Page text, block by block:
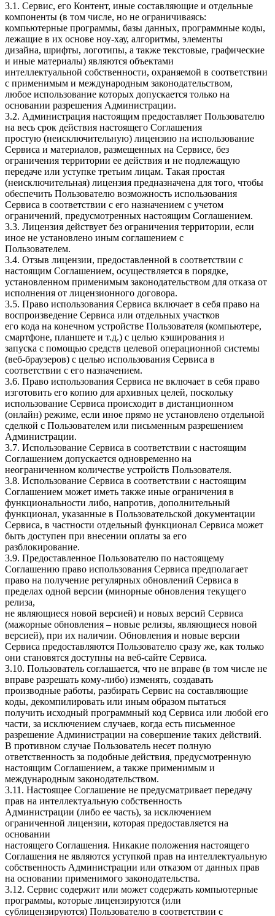
3.1. Сервис, его Контент, иные составляющие и отдельные
компоненты (в том числе, но не ограничиваясь:
компьютерные программы, базы данных, программные коды,
лежащие в их основе ноу-хау, алгоритмы, элементы
дизайна, шрифты, логотипы, а также текстовые, графические
и иные материалы) являются объектами
интеллектуальной собственности, охраняемой в соответствии
с применимым и международным законодательством,
любое использование которых допускается только на
основании разрешения Администрации.
3.2. Администрация настоящим предоставляет Пользователю
на весь срок действия настоящего Соглашения
простую (неисключительную) лицензию на использование
Сервиса и материалов, размещенных на Сервисе, без
ограничения территории ее действия и не подлежащую
передаче или уступке третьим лицам. Такая простая
(неисключительная) лицензия предназначена для того, чтобы
обеспечить Пользователю возможность использования
Сервиса в соответствии с его назначением с учетом
ограничений, предусмотренных настоящим Соглашением.
3.3. Лицензия действует без ограничения территории, если
иное не установлено иным соглашением с
Пользователем.
3.4. Отзыв лицензии, предоставленной в соответствии с
настоящим Соглашением, осуществляется в порядке,
установленном применимым законодательством для отказа от
исполнения от лицензионного договора.
3.5. Право использования Сервиса включает в себя право на
воспроизведение Сервиса или отдельных участков
его кода на конечном устройстве Пользователя (компьютере,
смартфоне, планшете и т.д.) с целью кэширования и
запуска с помощью средств целевой операционной системы
(веб-браузеров) с целью использования Сервиса в
соответствии с его назначением.
3.6. Право использования Сервиса не включает в себя право
изготовить его копию для архивных целей, поскольку
использование Сервиса происходит в дистанционном
(онлайн) режиме, если иное прямо не установлено отдельной
сделкой с Пользователем или письменным разрешением
Администрации.
3.7. Использование Сервиса в соответствии с настоящим
Соглашением допускается одновременно на
неограниченном количестве устройств Пользователя.
3.8. Использование Сервиса в соответствии с настоящим
Соглашением может иметь также иные ограничения в
функциональности либо, напротив, дополнительный
функционал, указанные в Пользовательской документации
Сервиса, в частности отдельный функционал Сервиса может
быть доступен при внесении оплаты за его
разблокирование.
3.9. Предоставленное Пользователю по настоящему
Соглашению право использования Сервиса предполагает
право на получение регулярных обновлений Сервиса в
пределах одной версии (минорные обновления текущего
релиза,
не являющиеся новой версией) и новых версий Сервиса
(мажорные обновления – новые релизы, являющиеся новой
версией), при их наличии. Обновления и новые версии
Сервиса предоставляются Пользователю сразу же, как только
они становятся доступны на веб-сайте Сервиса.
3.10. Пользователь соглашается, что не вправе (в том числе не
вправе разрешать кому-либо) изменять, создавать
производные работы, разбирать Сервис на составляющие
коды, декомпилировать или иным образом пытаться
получить исходный программный код Сервиса или любой его
части, за исключением случаев, когда есть письменное
разрешение Администрации на совершение таких действий.
В противном случае Пользователь несет полную
ответственность за подобные действия, предусмотренную
настоящим Соглашением, а также применимым и
международным законодательством.
3.11. Настоящее Соглашение не предусматривает передачу
прав на интеллектуальную собственность
Администрации (либо ее часть), за исключением
ограниченной лицензии, которая предоставляется на
основании
настоящего Соглашения. Никакие положения настоящего
Соглашения не являются уступкой прав на интеллектуальную
собственность Администрации или отказом от данных прав
на основании применимого законодательства.
3.12. Сервис содержит или может содержать компьютерные
программы, которые лицензируются (или
сублицензируются) Пользователю в соответствии с